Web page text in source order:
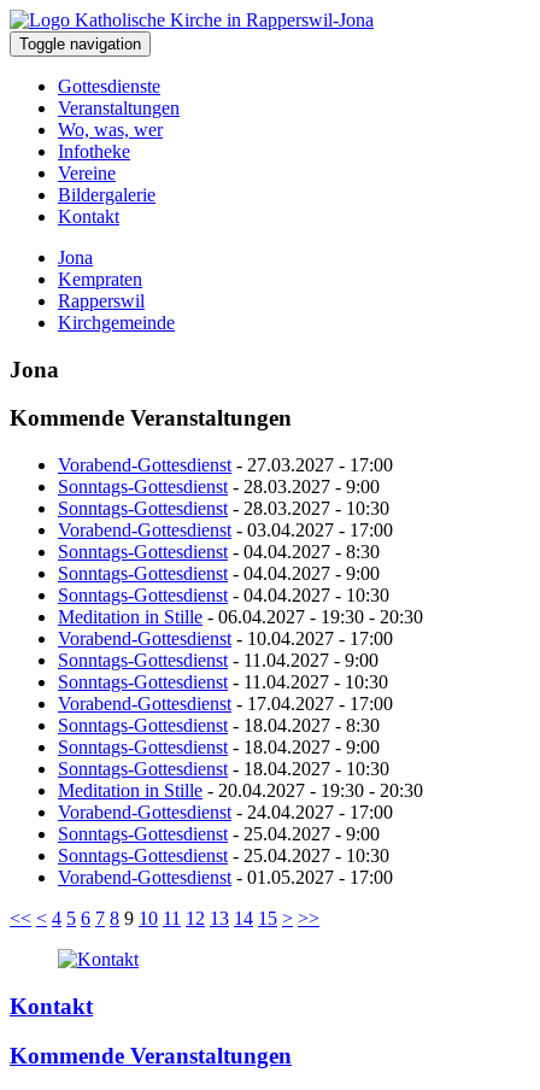
Toggle navigation
Gottesdienste
Veranstaltungen
Wo, was, wer
Infotheke
Vereine
Bildergalerie
Kontakt
Jona
Kempraten
Rapperswil
Kirchgemeinde
Jona
Kommende Veranstaltungen
Vorabend-Gottesdienst - 27.03.2027 - 17:00
Sonntags-Gottesdienst - 28.03.2027 - 9:00
Sonntags-Gottesdienst - 28.03.2027 - 10:30
Vorabend-Gottesdienst - 03.04.2027 - 17:00
Sonntags-Gottesdienst - 04.04.2027 - 8:30
Sonntags-Gottesdienst - 04.04.2027 - 9:00
Sonntags-Gottesdienst - 04.04.2027 - 10:30
Meditation in Stille - 06.04.2027 - 19:30 - 20:30
Vorabend-Gottesdienst - 10.04.2027 - 17:00
Sonntags-Gottesdienst - 11.04.2027 - 9:00
Sonntags-Gottesdienst - 11.04.2027 - 10:30
Vorabend-Gottesdienst - 17.04.2027 - 17:00
Sonntags-Gottesdienst - 18.04.2027 - 8:30
Sonntags-Gottesdienst - 18.04.2027 - 9:00
Sonntags-Gottesdienst - 18.04.2027 - 10:30
Meditation in Stille - 20.04.2027 - 19:30 - 20:30
Vorabend-Gottesdienst - 24.04.2027 - 17:00
Sonntags-Gottesdienst - 25.04.2027 - 9:00
Sonntags-Gottesdienst - 25.04.2027 - 10:30
Vorabend-Gottesdienst - 01.05.2027 - 17:00
<< < 4 5 6 7 8 9 10 11 12 13 14 15 > >>
Kontakt
Kommende Veranstaltungen